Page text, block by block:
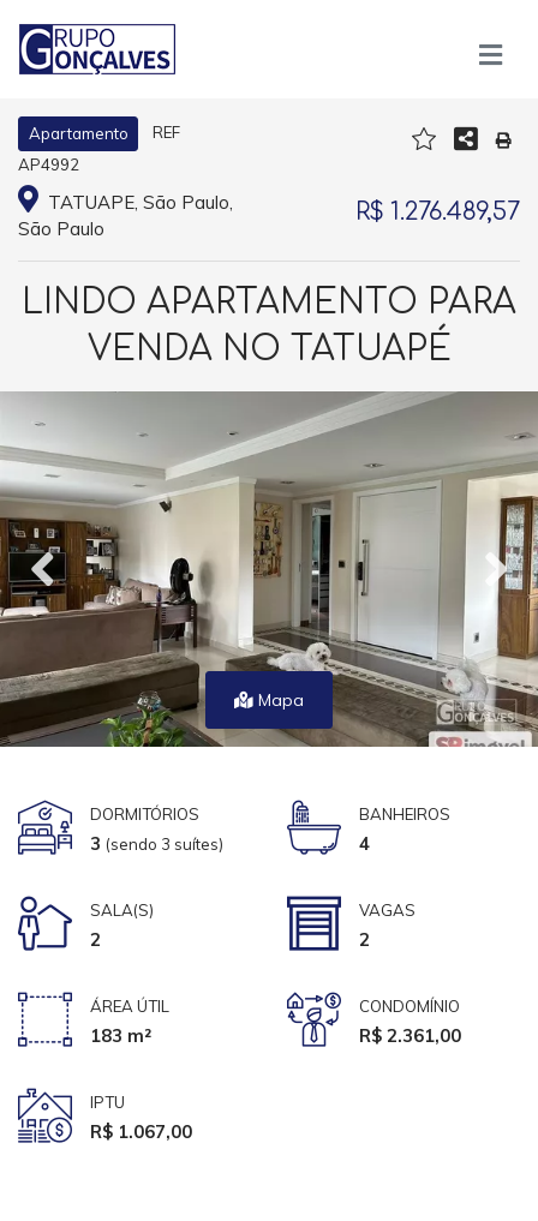
Apartamento
REF
AP4992
TATUAPE, São Paulo,
São Paulo
R$ 1.276.489,57
LINDO APARTAMENTO PARA
VENDA NO TATUAPÉ
Mapa
DORMITÓRIOS
3 (sendo 3 suítes)
BANHEIROS
4
SALA(S)
2
VAGAS
2
ÁREA ÚTIL
183 m²
CONDOMÍNIO
R$ 2.361,00
IPTU
R$ 1.067,00